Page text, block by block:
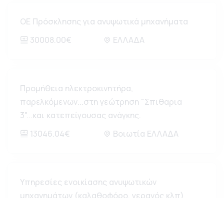
ΟΕ Πρόσκλησης για ανυψωτικά μηχανήματα
30008.00€
ΕΛΛΑΔΑ
Προμήθεια ηλεκτροκινητήρα,
παρελκόμενων...στη γεώτρηση "Σπιθαρια
3"...και κατεπείγουσας ανάγκης.
13046.04€
Βοιωτία ΕΛΛΑΔΑ
Υπηρεσίες ενοικίασης ανυψωτικών
μηχανημάτων (καλαθοφόρο, γερανός κλπ)